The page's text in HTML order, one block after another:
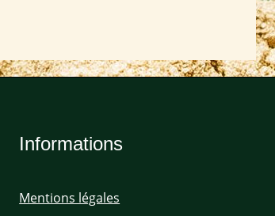
Informations
Mentions légales